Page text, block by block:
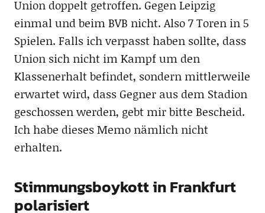
Union doppelt getroffen. Gegen Leipzig
einmal und beim BVB nicht. Also 7 Toren in 5
Spielen. Falls ich verpasst haben sollte, dass
Union sich nicht im Kampf um den
Klassenerhalt befindet, sondern mittlerweile
erwartet wird, dass Gegner aus dem Stadion
geschossen werden, gebt mir bitte Bescheid.
Ich habe dieses Memo nämlich nicht
erhalten.
Stimmungsboykott in Frankfurt
polarisiert